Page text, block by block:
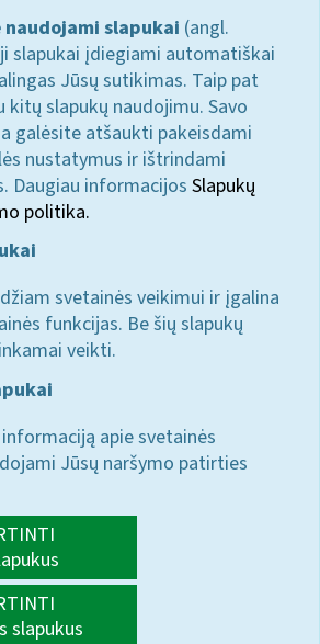
naudojami slapukai (angl.
slapukai įdiegiami automatiškai
Jūsų sutikimas. Taip pat
slapukų naudojimu. Savo
galėsite atšaukti pakeisdami
nustatymus ir ištrindami
Daugiau informacijos Slapukų
politika.
svetainės veikimui ir įgalina
funkcijas. Be šių slapukų
veikti.
apie svetainės
Jūsų naršymo patirties
slapukus